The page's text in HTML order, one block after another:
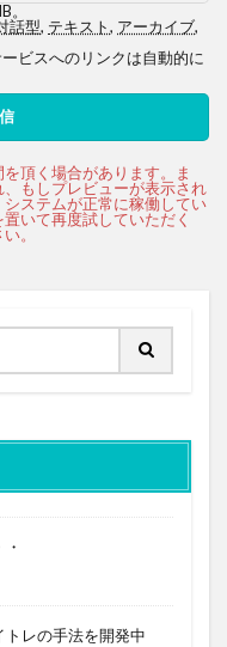
話型, テキスト, アーカイブ,
ビスへのリンクは自動的に
トレの手法を開発中